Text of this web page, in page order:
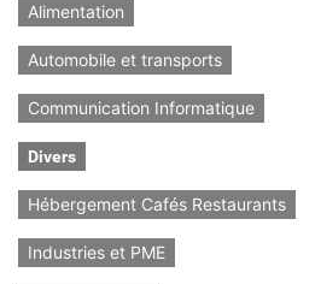
Alimentation
Automobile et transports
Communication Informatique
Divers
Hébergement Cafés Restaurants
Industries et PME